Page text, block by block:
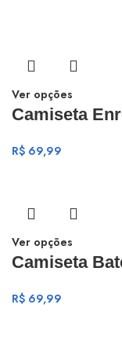
Ver opções
Camiseta
R$ 69,99
Ver opções
Camiseta
R$ 69,99